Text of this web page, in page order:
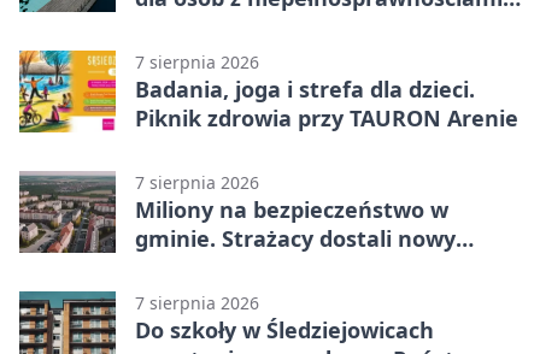
7 sierpnia 2026
Badania, joga i strefa dla dzieci.
Piknik zdrowia przy TAURON Arenie
7 sierpnia 2026
Miliony na bezpieczeństwo w
gminie. Strażacy dostali nowy
7 sierpnia 2026
Do szkoły w Śledziejowicach